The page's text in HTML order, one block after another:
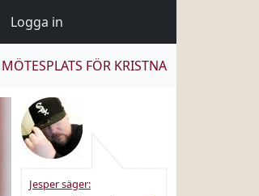
Logga in
FÖR KRISTNA
Jesper säger: